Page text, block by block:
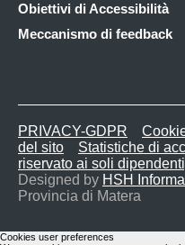
Obiettivi di Accessibilità
Meccanismo di feedback
PRIVACY-GDPR
del sito
Statistiche di
riservato ai soli
Designed by HSH
Provincia di Matera
Cookies user preferences